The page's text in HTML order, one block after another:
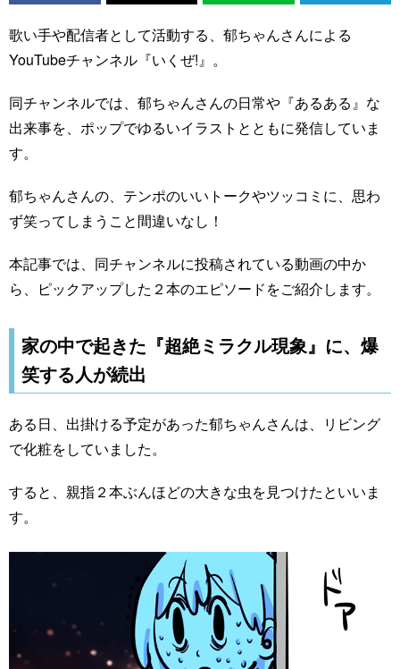
歌い手や配信者として活動する、郁ちゃんさんによる
YouTubeチャンネル『いくぜ!』。
同チャンネルでは、郁ちゃんさんの日常や『あるある』な
出来事を、ポップでゆるいイラストとともに発信していま
す。
郁ちゃんさんの、テンポのいいトークやツッコミに、思わ
ず笑ってしまうこと間違いなし！
本記事では、同チャンネルに投稿されている動画の中か
ら、ピックアップした２本のエピソードをご紹介します。
家の中で起きた『超絶ミラクル現象』に、爆
笑する人が続出
ある日、出掛ける予定があった郁ちゃんさんは、リビング
で化粧をしていました。
すると、親指２本ぶんほどの大きな虫を見つけたといいま
す。